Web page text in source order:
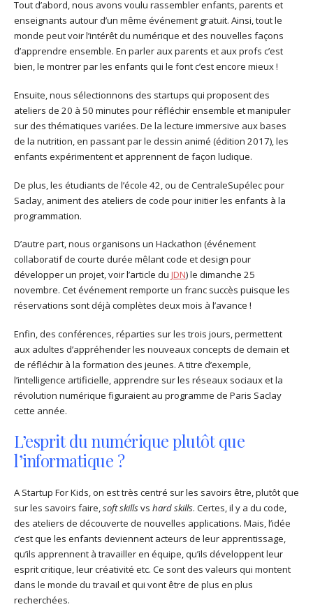
Tout d’abord, nous avons voulu rassembler enfants, parents et
enseignants autour d’un même événement gratuit. Ainsi, tout le
monde peut voir l’intérêt du numérique et des nouvelles façons
d’apprendre ensemble. En parler aux parents et aux profs c’est
bien, le montrer par les enfants qui le font c’est encore mieux !
Ensuite, nous sélectionnons des startups qui proposent des
ateliers de 20 à 50 minutes pour réfléchir ensemble et manipuler
sur des thématiques variées. De la lecture immersive aux bases
de la nutrition, en passant par le dessin animé (édition 2017), les
enfants expérimentent et apprennent de façon ludique.
De plus, les étudiants de l’école 42, ou de CentraleSupélec pour
Saclay, animent des ateliers de code pour initier les enfants à la
programmation.
D’autre part, nous organisons un Hackathon (événement
collaboratif de courte durée mêlant code et design pour
développer un projet, voir l’article du JDN) le dimanche 25
novembre. Cet événement remporte un franc succès puisque les
réservations sont déjà complètes deux mois à l’avance !
Enfin, des conférences, réparties sur les trois jours, permettent
aux adultes d’appréhender les nouveaux concepts de demain et
de réfléchir à la formation des jeunes. A titre d’exemple,
l’intelligence artificielle, apprendre sur les réseaux sociaux et la
révolution numérique figuraient au programme de Paris Saclay
cette année.
L’esprit du numérique plutôt que
l’informatique ?
A Startup For Kids, on est très centré sur les savoirs être, plutôt que
sur les savoirs faire,soft skillsvs hard skills. Certes, il y a du code,
des ateliers de découverte de nouvelles applications. Mais, l’idée
c’est que les enfants deviennent acteurs de leur apprentissage,
qu’ils apprennent à travailler en équipe, qu’ils développent leur
esprit critique, leur créativité etc. Ce sont des valeurs qui montent
dans le monde du travail et qui vont être de plus en plus
recherchées.